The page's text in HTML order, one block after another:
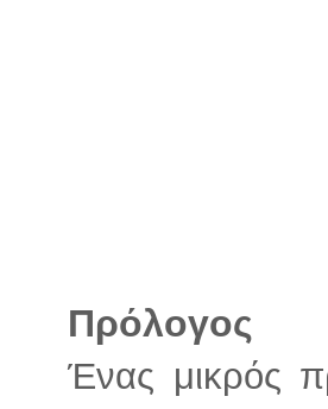
Πρόλογος
Ένας μικρός